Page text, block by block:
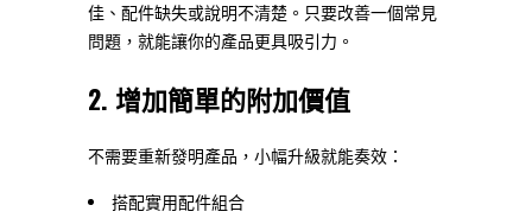
佳、配件缺失或說明不清楚。只要改善一個常見
問題，就能讓你的產品更具吸引力。
2. 增加簡單的附加價值
不需要重新發明產品，小幅升級就能奏效：
搭配實用配件組合